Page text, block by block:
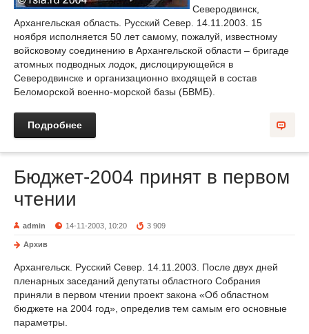
Северодвинск,
Архангельская область. Русский Север. 14.11.2003. 15
ноября исполняется 50 лет самому, пожалуй, известному
войсковому соединению в Архангельской области – бригаде
атомных подводных лодок, дислоцирующейся в
Северодвинске и организационно входящей в состав
Беломорской военно-морской базы (БВМБ).
Подробнее
Бюджет-2004 принят в первом
чтении
admin 14-11-2003, 10:20 3 909
Архив
Архангельск. Русский Север. 14.11.2003. После двух дней
пленарных заседаний депутаты областного Собрания
приняли в первом чтении проект закона «Об областном
бюджете на 2004 год», определив тем самым его основные
параметры.